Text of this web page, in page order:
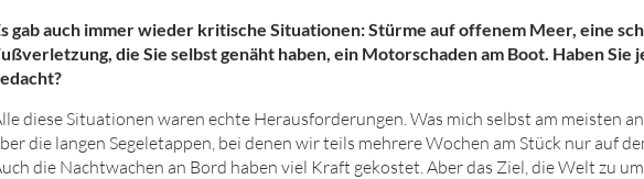
gab auch immer wieder kritische Situationen: Stürme auf offenem Meer, eine
die Sie selbst genäht haben, ein Motorschaden am Boot. Haben Sie
diese Situationen waren echte Herausforderungen. Was mich selbst am meisten
die langen Segeletappen, bei denen wir teils mehrere Wochen am Stück nur auf
die Nachtwachen an Bord haben viel Kraft gekostet. Aber das Ziel, die Welt zu